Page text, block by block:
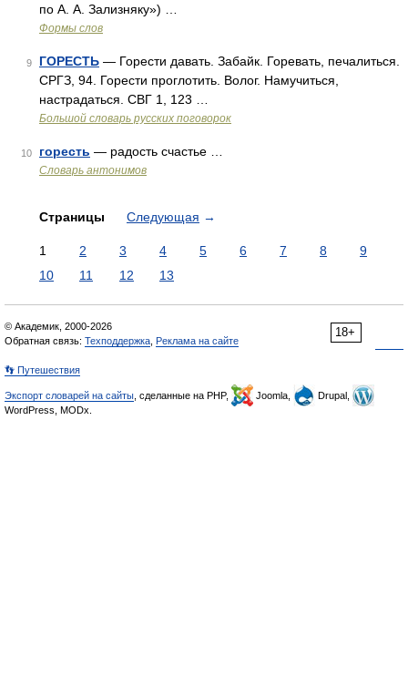
по А. А. Зализняку») …
Формы слов
9 ГОРЕСТЬ — Горести давать. Забайк. Горевать, печалиться.
СРГЗ, 94. Горести проглотить. Волог. Намучиться,
настрадаться. СВГ 1, 123 …
Большой словарь русских поговорок
10 горесть — радость счастье …
Словарь антонимов
Страницы Следующая →
1 2 3 4 5 6 7 8
9
10
11 12 13
18+
© Академик, 2000-2026
Обратная связь: Техподдержка Реклама на сайте
👣 Путешествия
Экспорт словарей на сайты , сделанные на PHP, Joomla,
Drupal,
WordPress, MODx.